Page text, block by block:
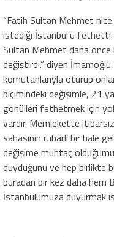
“Fatih Sultan Mehmet
istediği İstanbul’u fethetti.
Sultan Mehmet daha önce
değiştirdi.” diyen
komutanlarıyla oturup
biçimindeki değişimle, 21
gönülleri fethetmek için
vardır. Memlekette
sahasının itibarlı bir hale
değişime muhtaç
duyduğunu ve hep birlikte
buradan bir kez daha hem
İstanbulumuza duyurmak